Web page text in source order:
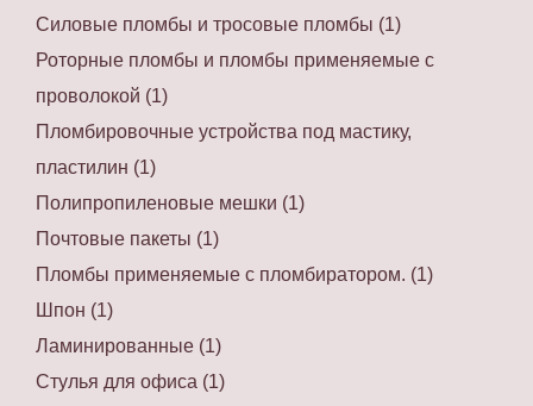
Силовые пломбы и тросовые пломбы (1)
Роторные пломбы и пломбы применяемые с
проволокой (1)
Пломбировочные устройства под мастику,
пластилин (1)
Полипропиленовые мешки (1)
Почтовые пакеты (1)
Пломбы применяемые с пломбиратором. (1)
Шпон (1)
Ламинированные (1)
Стулья для офиса (1)